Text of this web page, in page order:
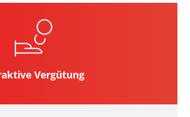
Vergütung